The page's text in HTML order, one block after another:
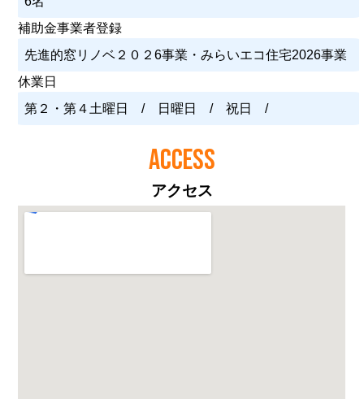
補助金事業者登録
先進的窓リノベ２０２6事業・みらいエコ住宅2026事業
休業日
第２・第４土曜日 / 日曜日 / 祝日 /
ACCESS
アクセス